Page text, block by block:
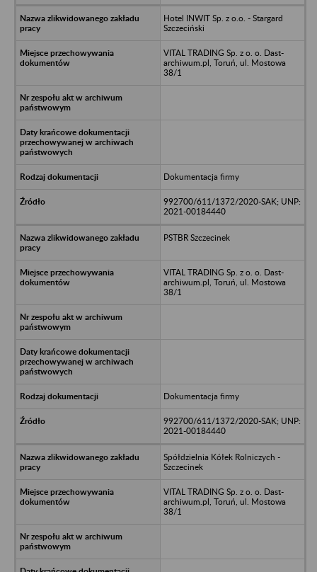
Hotel INWIT Sp. z o.o. - Stargard
Szczeciński
VITAL TRADING Sp. z o. o. Dast-
archiwum.pl, Toruń, ul. Mostowa
38/1
Dokumentacja firmy
992700/611/1372/2020-SAK; UNP:
2021-00184440
PSTBR Szczecinek
VITAL TRADING Sp. z o. o. Dast-
archiwum.pl, Toruń, ul. Mostowa
38/1
Dokumentacja firmy
992700/611/1372/2020-SAK; UNP:
2021-00184440
Spółdzielnia Kółek Rolniczych -
Szczecinek
VITAL TRADING Sp. z o. o. Dast-
archiwum.pl, Toruń, ul. Mostowa
38/1